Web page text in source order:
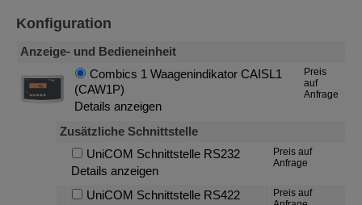
Konfiguration
Anzeige- und Bedieneinheit
Combics 1 Waagenindikator CAISL1
(CAW1P)
Details anzeigen
Preis
auf
Anfrage
Zusätzliche Schnittstelle
UniCOM Schnittstelle RS232
Details anzeigen
Preis auf
Anfrage
UniCOM Schnittstelle RS422
Preis auf